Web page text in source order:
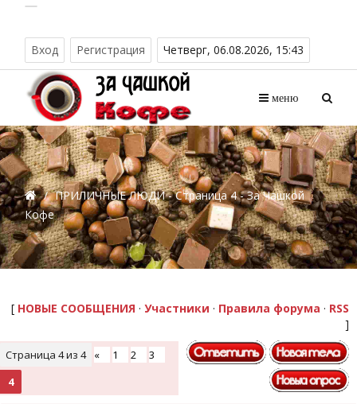
Вход Регистрация Четверг, 06.08.2026, 15:43
меню
/ ПРИЛИЧНЫЕ ЛЮДИ - Страница 4 - За Чашкой
Кофе
[ НОВЫЕ СООБЩЕНИЯ · Участники · Правила форума · RSS
]
Страница 4из 4 « 1 2
3
4